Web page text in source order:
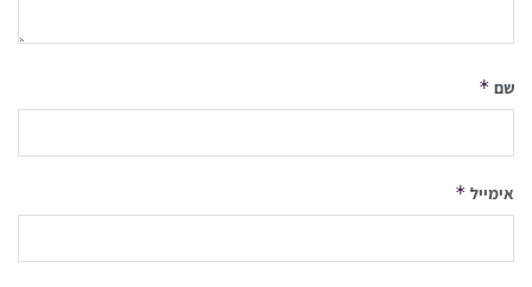
שם *
אימייל *